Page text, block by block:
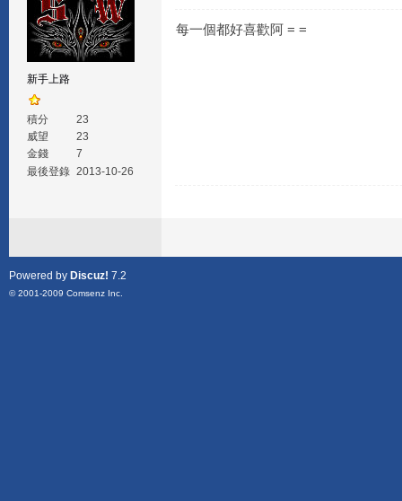
新手上路
積分
23
威望
23
金錢
7
最後登錄 2013-10-26
每一個都好喜歡阿 = =
Powered by Discuz! 7.2
© 2001-2009 Comsenz Inc.